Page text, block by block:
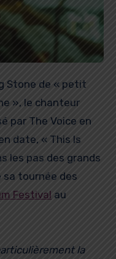
», le chanteur
par The Voice en
date, « This Is
les pas des grands
sa tournée des
Festival au
la